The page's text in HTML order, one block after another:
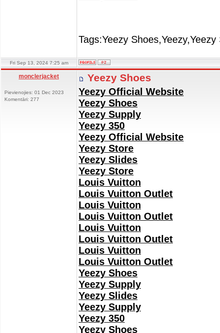
Tags:Yeezy
Fri Sep 13, 2024 7:25 am
monclerjacket
Pievienojies: 01 Dec 2023
Komentāri: 277
Yeezy Shoes
Yeezy Official Website
Yeezy Shoes
Yeezy Supply
Yeezy 350
Yeezy Official Website
Yeezy Store
Yeezy Slides
Yeezy Store
Louis Vuitton
Louis Vuitton Outlet
Louis Vuitton
Louis Vuitton Outlet
Louis Vuitton
Louis Vuitton Outlet
Louis Vuitton
Louis Vuitton Outlet
Yeezy Shoes
Yeezy Supply
Yeezy Slides
Yeezy Supply
Yeezy 350
Yeezy Shoes